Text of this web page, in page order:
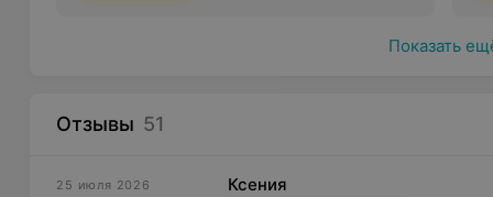
Показать
Отзывы 51
25 июля 2026 Ксения